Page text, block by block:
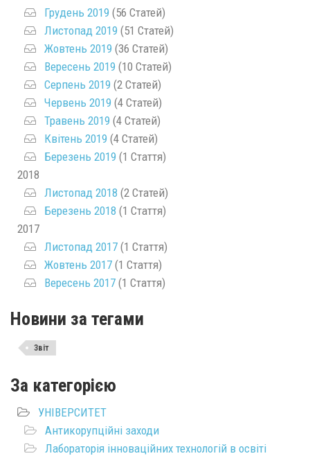
Грудень 2019 (56 Статей)
Листопад 2019 (51 Статей)
Жовтень 2019 (36 Статей)
Вересень 2019 (10 Статей)
Серпень 2019 (2 Статей)
Червень 2019 (4 Статей)
Травень 2019 (4 Статей)
Квітень 2019 (4 Статей)
Березень 2019 (1 Стаття)
2018
Листопад 2018 (2 Статей)
Березень 2018 (1 Стаття)
2017
Листопад 2017 (1 Стаття)
Жовтень 2017 (1 Стаття)
Вересень 2017 (1 Стаття)
Новини за тегами
Звіт
За категорією
УНІВЕРСИТЕТ
Антикорупційні заходи
Лабораторія інноваційних технологій в освіті